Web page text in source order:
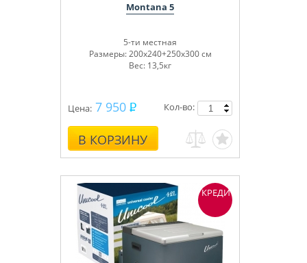
Montana 5
5-ти местная
Размеры: 200х240+250х300 см
Вес: 13,5кг
Цена: 7 950
В КОРЗИНУ
Кол-во:
КРЕДИТ